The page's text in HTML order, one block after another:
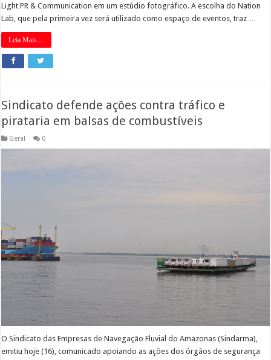
Light PR & Communication em um estúdio fotográfico. A escolha do Nation
Lab, que pela primeira vez será utilizado como espaço de eventos, traz …
Leia Mais....
Sindicato defende ações contra tráfico e
pirataria em balsas de combustíveis
Geral 0
O Sindicato das Empresas de Navegação Fluvial do Amazonas (Sindarma),
emitiu hoje (16), comunicado apoiando as ações dos órgãos de segurança